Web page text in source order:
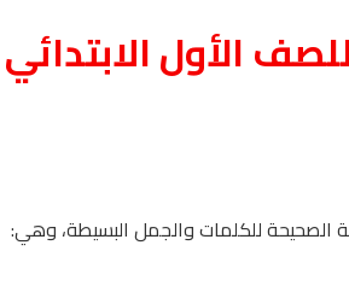
الأول الابتدائي
الصحيحة للكلمات والجمل البسيطة، وهي: